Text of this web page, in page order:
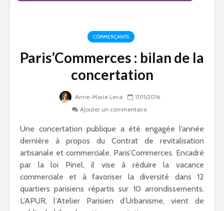
COMMERÇANTS
Paris’Commerces : bilan de la
concertation
Anne-Marie Leca
17/11/2016
Ajouter un commentaire
Une concertation publique a été engagée l’année
dernière à propos du Contrat de revitalisation
artisanale et commerciale, Paris’Commerces. Encadré
par la loi Pinel, il vise à réduire la vacance
commerciale et à favoriser la diversité dans 12
quartiers parisiens répartis sur 10 arrondissements.
L’APUR, l’Atelier Parisien d’Urbanisme, vient de